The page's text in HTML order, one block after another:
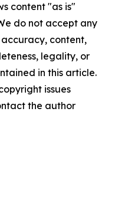
content "as is"
do not accept any
content,
legality, or
in this article.
issues
the author